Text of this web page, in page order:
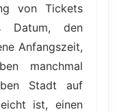
von Tickets
Datum, den
Anfangszeit,
manchmal
Stadt auf
ist, einen